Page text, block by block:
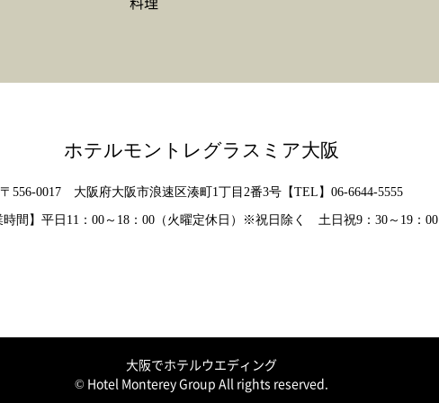
ホテルモントレグラスミア大阪
〒556-0017 大阪府大阪市浪速区湊町1丁目2番3号 【TEL】 06-6644-5555
間】 平日11：00～18：00（火曜定休日）※祝日除く 土日祝9：30～19：00
大阪でホテルウエディング
© Hotel Monterey Group All rights reserved.